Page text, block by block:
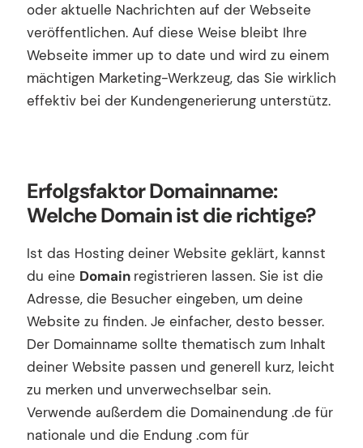
oder aktuelle Nachrichten auf der Webseite
veröffentlichen. Auf diese Weise bleibt Ihre
Webseite immer up to date und wird zu einem
mächtigen Marketing-Werkzeug, das Sie wirklich
effektiv bei der Kundengenerierung unterstütz.
Erfolgsfaktor Domainname:
Welche Domain ist die richtige?
Ist das Hosting deiner Website geklärt, kannst
du eine Domain registrieren lassen. Sie ist die
Adresse, die Besucher eingeben, um deine
Website zu finden. Je einfacher, desto besser.
Der Domainname sollte thematisch zum Inhalt
deiner Website passen und generell kurz, leicht
zu merken und unverwechselbar sein.
Verwende außerdem die Domainendung .de für
nationale und die Endung .com für